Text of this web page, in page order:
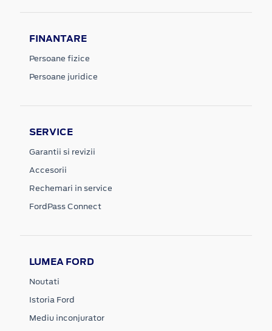
FINANTARE
Persoane fizice
Persoane juridice
SERVICE
Garantii si revizii
Accesorii
Rechemari in service
FordPass Connect
LUMEA FORD
Noutati
Istoria Ford
Mediu inconjurator